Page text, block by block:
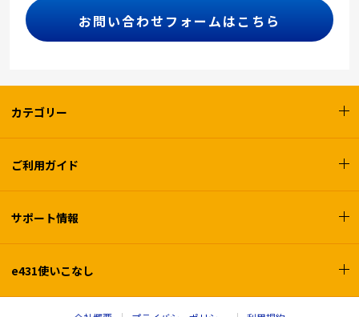
お問い合わせフォームはこちら
カテゴリー
ご利用ガイド
サポート情報
e431使いこなし